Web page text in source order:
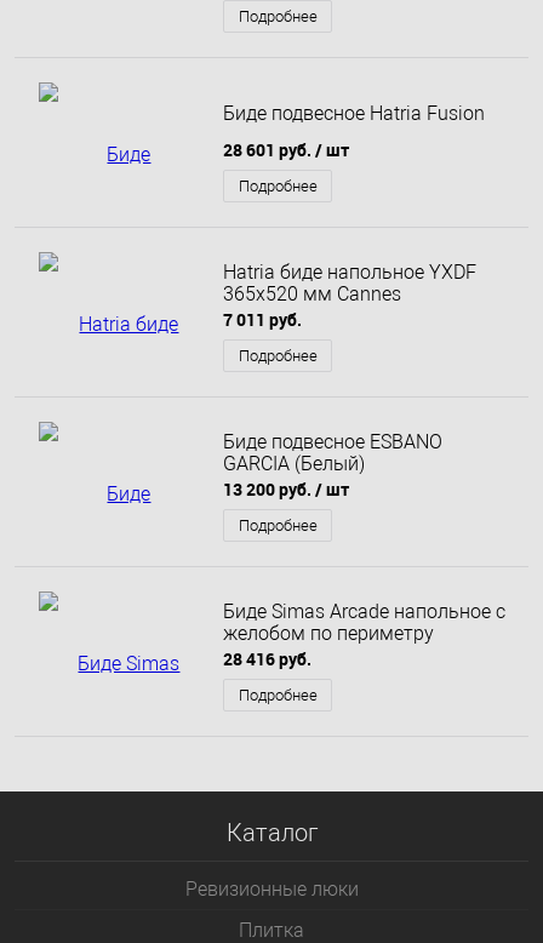
Подробнее
Биде подвесное Hatria Fusion
28 601 руб. / шт
Подробнее
Hatria биде напольное YXDF
365х520 мм Cannes
7 011 руб.
Подробнее
Биде подвесное ESBANO
GARCIA (Белый)
13 200 руб. / шт
Подробнее
Биде Simas Arcade напольное с
желобом по периметру
28 416 руб.
Подробнее
Каталог
Ревизионные люки
Плитка